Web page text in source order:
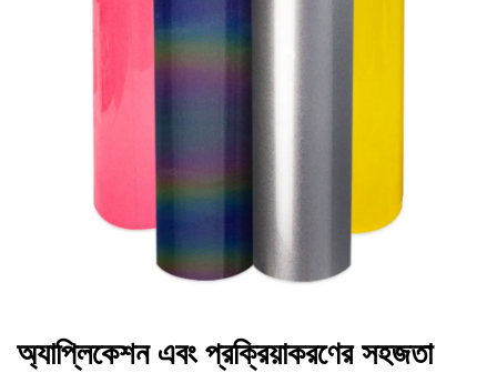
অ্যাপ্লিকেশন এবং প্রক্রিয়াকরণের সহজতা